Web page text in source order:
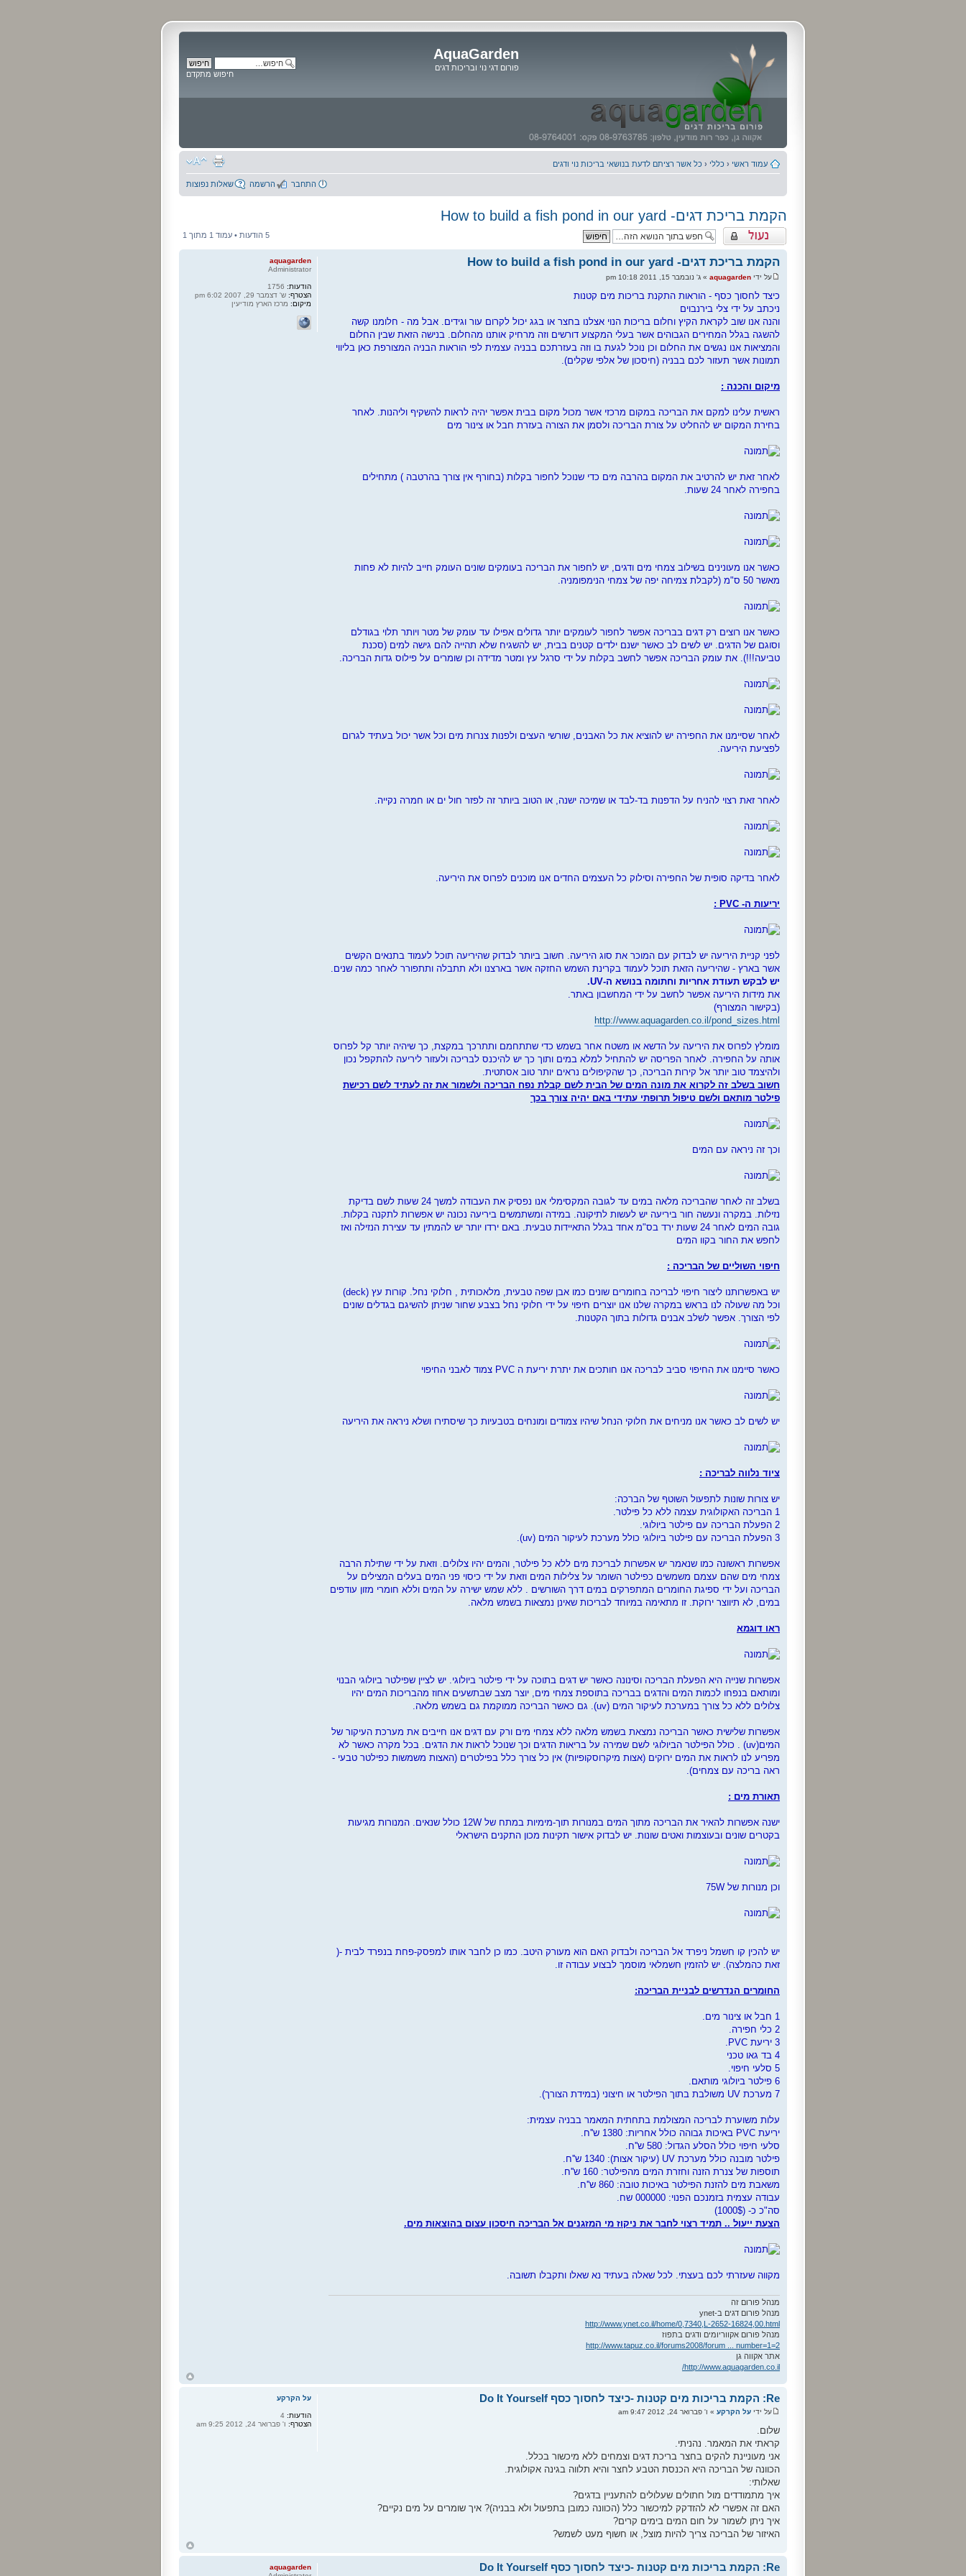
AquaGarden
פורום דגי נוי ובריכות דגים
לתוכן
חיפוש מתקדם
עמוד ראשי ‹ כללי ‹ כל אשר רציתם לדעת בנושאי בריכות נוי ודגים
שאלות נפוצות הרשמה התחבר
הקמת בריכת דגים- How to build a fish pond in our yard
נושא נעול 5 הודעות • עמוד 1 מתוך 1
הקמת בריכת דגים- How to build a fish pond in our yard
על ידי aquagarden » ג' נובמבר 15, 2011 10:18 pm
כיצד לחסוך כסף - הוראות התקנת בריכות מים קטנות
ניכתב על ידי צלי בירנבוים
והנה אנו שוב לקראת הקיץ וחלום בריכות הנוי אצלנו בחצר או בגג יכול לקרום עור וגידים. אבל מה - חלומנו קשה
להשגה בגלל המחירים הגבוהים אשר בעלי המקצוע דורשים וזה מרחיק אותנו מהחלום. בנישה הזאת שבין החלום
והמציאות אנו נגשים את החלום וכן נוכל לגעת בו וזה בעזרתכם בבניה עצמית לפי הוראות הבניה המצורפת כאן בליווי
תמונות אשר תעזור לכם בבניה (חיסכון של אלפי שקלים).
מיקום והכנה :
ראשית עלינו למקם את הבריכה במקום מרכזי אשר מכול מקום בבית אפשר יהיה לראות להשקיף וליהנות. לאחר
בחירת המקום יש להחליט על צורת הבריכה ולסמן את הצורה בעזרת חבל או צינור מים
לאחר זאת יש להרטיב את המקום בהרבה מים כדי שנוכל לחפור בקלות (בחורף אין צורך בהרטבה ) מתחילים
בחפירה לאחר 24 שעות.
כאשר אנו מעונינים בשילוב צמחי מים ודגים, יש לחפור את הבריכה בעומקים שונים העומק חייב להיות לא פחות
מאשר 50 ס"מ (לקבלת צמיחה יפה של צמחי הנימפומניה.
כאשר אנו רוצים רק דגים בבריכה אפשר לחפור לעומקים יותר גדולים אפילו עד עומק של מטר ויותר תלוי בגודלם
וסוגם של הדגים. יש לשים לב כאשר ישנם ילדים קטנים בבית, יש להשגיח שלא תהייה להם גישה למים (סכנת
טביעה!!!). את עומק הבריכה אפשר לחשב בקלות על ידי סרגל עץ ומטר מדידה וכן שומרים על פילוס גדות הבריכה.
לאחר שסיימנו את החפירה יש להוציא את כל האבנים, שורשי העצים ולפנות צנרות מים וכל אשר יכול בעתיד לגרום
לפציעת היריעה.
לאחר זאת רצוי להניח על הדפנות בד-לבד או שמיכה ישנה, או הטוב ביותר זה לפזר חול ים או חמרה נקייה.
לאחר בדיקה סופית של החפירה וסילוק כל העצמים החדים אנו מוכנים לפרוס את היריעה.
יריעות ה- PVC :
לפני קניית היריעה יש לבדוק עם המוכר את סוג היריעה. חשוב ביותר לבדוק שהיריעה תוכל לעמוד בתנאים הקשים
אשר בארץ - שהיריעה הזאת תוכל לעמוד בקרינת השמש החזקה אשר בארצנו ולא תתבלה ותתפורר לאחר כמה שנים.
יש לבקש תעודת אחריות וחתומה בנושא ה-UV.
את מידות היריעה אפשר לחשב על ידי המחשבון באתר.
(בקישור המצורף)
http://www.aquagarden.co.il/pond_sizes.html
מומלץ לפרוס את היריעה על הדשא או משטח אחר בשמש כדי שתתחמם ותתרכך במקצת, כך שיהיה יותר קל לפרוס
אותה על החפירה. לאחר הפריסה יש להתחיל למלא במים ותוך כך יש להיכנס לבריכה ולעזור ליריעה להתקפל נכון
ולהיצמד טוב יותר אל קירות הבריכה, כך שהקיפולים נראים יותר טוב אסתטית.
חשוב בשלב זה לקרוא את מונה המים של הבית לשם קבלת נפח הבריכה ולשמור את זה לעתיד לשם רכישת
פילטר מותאם ולשם טיפול תרופתי עתידי באם יהיה צורך בכך
וכך זה ניראה עם המים
בשלב זה לאחר שהבריכה מלאה במים עד לגובה המקסימלי אנו נפסיק את העבודה למשך 24 שעות לשם בדיקת
נזילות. במקרה ונעשה חור ביריעה יש לעשות לתיקונה. במידה ומשתמשים ביריעה נכונה יש אפשרות לתקנה בקלות.
גובה המים לאחר 24 שעות ירד בס"מ אחד בגלל התאיידות טבעית. באם ירדו יותר יש להמתין עד עצירת הנזילה ואז
לחפש את החור בקוו המים
חיפוי השוליים של הבריכה :
יש באפשרותנו ליצור חיפוי לבריכה בחומרים שונים כמו אבן שפה טבעית, מלאכותית , חלוקי נחל. קורות עץ (deck)
וכל מה שעולה לנו בראש במקרה שלנו אנו יוצרים חיפוי על ידי חלוקי נחל בצבע שחור שניתן להשיגם בגדלים שונים
לפי הצורך. אפשר לשלב אבנים גדולות בתוך הקטנות.
כאשר סיימנו את החיפוי סביב לבריכה אנו חותכים את יתרת יריעת ה PVC צמוד לאבני החיפוי
יש לשים לב כאשר אנו מניחים את חלוקי הנחל שיהיו צמודים ומונחים בטבעיות כך שיסתירו ושלא ניראה את היריעה
ציוד נלווה לבריכה :
יש צורות שונות לתפעול השוטף של הברכה:
1 הבריכה האקולוגית עצמה ללא כל פילטר.
2 הפעלת הבריכה עם פילטר ביולוגי.
3 הפעלת הבריכה עם פילטר ביולוגי כולל מערכת לעיקור המים (uv).
אפשרות ראשונה כמו שנאמר יש אפשרות לבריכת מים ללא כל פילטר, והמים יהיו צלולים. וזאת על ידי שתילת הרבה
צמחי מים שהם עצמם משמשים כפילטר השומר על צלילות המים וזאת על ידי כיסוי פני המים בעלים המצילים על
הבריכה ועל ידי ספיגת החומרים המתפרקים במים דרך השורשים . ללא שמש ישירה על המים וללא חומרי מזון עודפים
במים, לא תיווצר ירוקת. זו מתאימה במיוחד לבריכות שאינן נמצאות בשמש מלאה.
ראו דוגמא
אפשרות שנייה היא הפעלת הבריכה וסינונה כאשר יש דגים בתוכה על ידי פילטר ביולוגי. יש לציין שפילטר ביולוגי הבנוי
ומותאם בנפחו לכמות המים והדגים בבריכה בתוספת צמחי מים, יוצר מצב שבתשעים אחוז מהבריכות המים יהיו
צלולים ללא כל צורך במערכת לעיקור המים (uv). גם כאשר הבריכה ממוקמת גם בשמש מלאה.
אפשרות שלישית כאשר הבריכה נמצאת בשמש מלאה ללא צמחי מים ורק עם דגים אנו חייבים את מערכת העיקור של
המים(uv) . כולל הפילטר הביולוגי לשם שמירה על בריאות הדגים וכך שנוכל לראות את הדגים. בכל מקרה כאשר לא
מפריע לנו לראות את המים ירוקים (אצות מיקרוסקופיות) אין כל צורך כלל בפילטרים (האצות משמשות כפילטר טבעי -
ראה בריכה עם צמחים).
תאורת מים :
ישנה אפשרות להאיר את הבריכה מתוך המים במנורות תוך-מימיות במתח של 12W כולל שנאים. המנורות מגיעות
בקטרים שונים ובעוצמות ואטים שונות. יש לבדוק אישור תקינות מכון התקנים הישראלי
וכן מנורות של 75W
יש להכין קו חשמל ניפרד אל הבריכה ולבדוק האם הוא מעורק היטב. כמו כן לחבר אותו למפסק-פחת בנפרד לבית -(
זאת כהמלצה). יש להזמין חשמלאי מוסמך לבצוע עבודה זו.
החומרים הנדרשים לבניית הבריכה:
1 חבל או צינור מים.
2 כלי חפירה.
3 יריעת PVC.
4 בד גאו טכני
5 סלעי חיפוי.
6 פילטר ביולוגי מותאם.
7 מערכת UV משולבת בתוך הפילטר או חיצוני (במידת הצורך).
עלות משוערת לבריכה המצולמת בתחתית המאמר בבניה עצמית:
יריעת PVC באיכות גבוהה כולל אחריות: 1380 ש''ח.
סלעי חיפוי כולל הסלע הגדול: 580 ש''ח.
פילטר מובנה כולל מערכת UV (עיקור אצות): 1340 ש''ח.
תוספות של צנרת הזנה וחזרת המים מהפילטר: 160 ש''ח.
משאבת מים להזנת הפילטר באיכות טובה: 860 ש''ח.
עבודה עצמית בזמנכם הפנוי: 000000 שח.
סה"כ כ- (1000$)
הצעת ייעול .. תמיד רצוי לחבר את ניקוז מי המזגנים אל הבריכה חיסכון עצום בהוצאות מים.
מקווה שעזרתי לכם בעצתי. לכל שאלה בעתיד נא שאלו ותקבלו תשובה.
מנהל פורום זה
מנהל פורום דגים ב-ynet
http://www.ynet.co.il/home/0,7340,L-2652-16824,00.html
מנהל פורום אקווריומים ודגים בתפוז
http://www.tapuz.co.il/forums2008/forum ... number=1=2
אתר אקווה גן
http://www.aquagarden.co.il/
aquagarden
Administrator
הודעות:
הצטרף: ש' דצמבר 29, 2007 6:02 pm
מיקום: מרכז הארץ מודיעין
Re: הקמת בריכות מים קטנות -כיצד לחסוך כסף Do It Yourself
על ידי על הקרקע » ו' פברואר 24, 2012 9:47 am
שלום.
קראתי את המאמר. נהניתי.
אני מעוניינת להקים בחצר בריכת דגים וצמחים ללא מיכשור בכלל.
הכוונה של הבריכה היא הכנסת הטבע לחצר והיא תלווה בגינה אקולוגית.
שאלותי:
איך מתמודדים מול חתולים שעלולים להתעניין בדגים?
האם זה אפשרי לא להזדקק למיכשור כלל (הכוונה כמובן בתפעול ולא בבניה)? איך שומרים על מים נקיים?
איך ניתן לשמור על חום המים בימים קרים?
האיזור של הבריכה צריך להיות מוצל, או חשוף מעט לשמש?
על הקרקע
הודעות: 4
הצטרף: ו' פברואר 24, 2012 9:25 am
Re: הקמת בריכות מים קטנות -כיצד לחסוך כסף Do It Yourself
aquagarden